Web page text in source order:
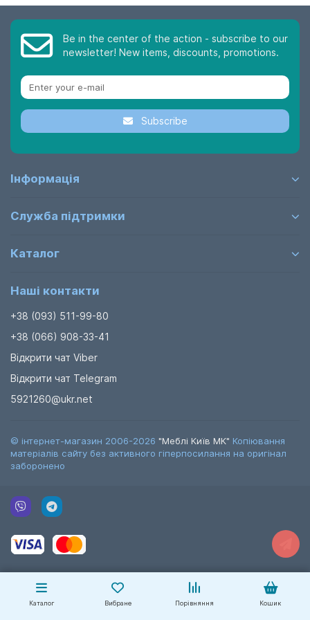
Be in the center of the action - subscribe to our
newsletter! New items, discounts, promotions.
Subscribe
Інформація
Служба підтримки
Каталог
Наші контакти
+38 (093) 511-99-80
+38 (066) 908-33-41
Відкрити чат Viber
Відкрити чат Telegram
5921260@ukr.net
© інтернет-магазин 2006-2026 "Меблі Київ МК" Копіювання
матеріалів сайту без активного гіперпосилання на оригінал
заборонено
Каталог Вибране Порівняння Кошик